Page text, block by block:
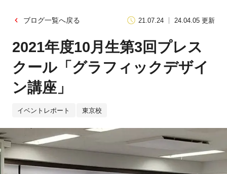
ブログ一覧へ戻る 21.07.24 24.04.05 更新
2021年度10月生第3回プレス
クール「グラフィックデザイ
ン講座」
イベントレポート 東京校